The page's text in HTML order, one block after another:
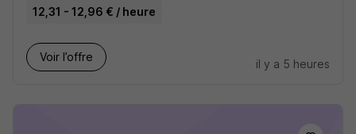
12,31 - 12,96 € / heure
Voir l’offre
il y a 5 heures